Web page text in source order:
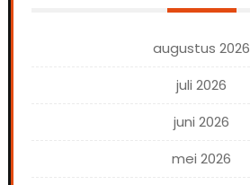
augustus 2026
juli 2026
juni 2026
mei 2026